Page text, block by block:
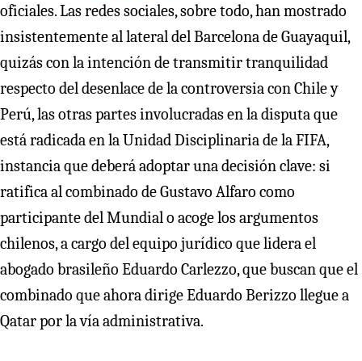
oficiales. Las redes sociales, sobre todo, han mostrado
insistentemente al lateral del Barcelona de Guayaquil,
quizás con la intención de transmitir tranquilidad
respecto del desenlace de la controversia con Chile y
Perú, las otras partes involucradas en la disputa que
está radicada en la Unidad Disciplinaria de la FIFA,
instancia que deberá adoptar una decisión clave: si
ratifica al combinado de Gustavo Alfaro como
participante del Mundial o acoge los argumentos
chilenos, a cargo del equipo jurídico que lidera el
abogado brasileño Eduardo Carlezzo, que buscan que el
combinado que ahora dirige Eduardo Berizzo llegue a
Qatar por la vía administrativa.